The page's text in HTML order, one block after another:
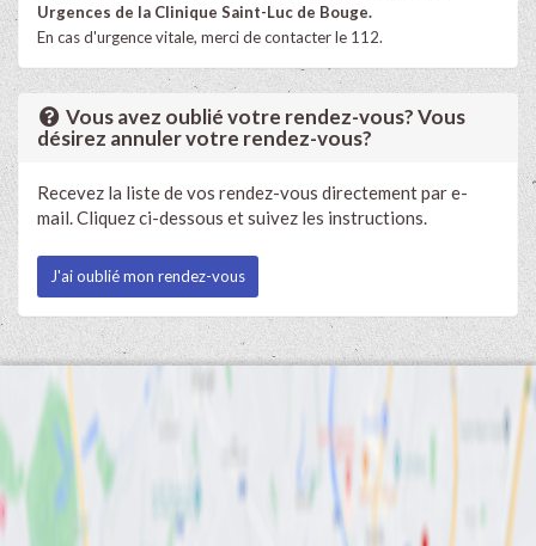
Urgences de la Clinique Saint-Luc de Bouge.
En cas d'urgence vitale, merci de contacter le 112.
Vous avez oublié votre rendez-vous? Vous
désirez annuler votre rendez-vous?
Recevez la liste de vos rendez-vous directement par e-
mail. Cliquez ci-dessous et suivez les instructions.
J'ai oublié mon rendez-vous